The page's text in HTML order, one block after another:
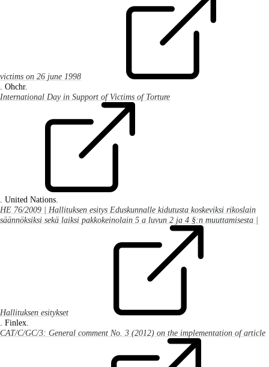
victims on 26 june 1998
. Ohchr.
International Day in Support of Victims of Torture
. United Nations.
HE 76/2009 | Hallituksen esitys Eduskunnalle kidutusta koskeviksi rikoslain
säännöksiksi sekä laiksi pakkokeinolain 5 a luvun 2 ja 4 §:n muuttamisesta |
Hallituksen esitykset
. Finlex.
CAT/C/GC/3: General comment No. 3 (2012) on the implementation of article